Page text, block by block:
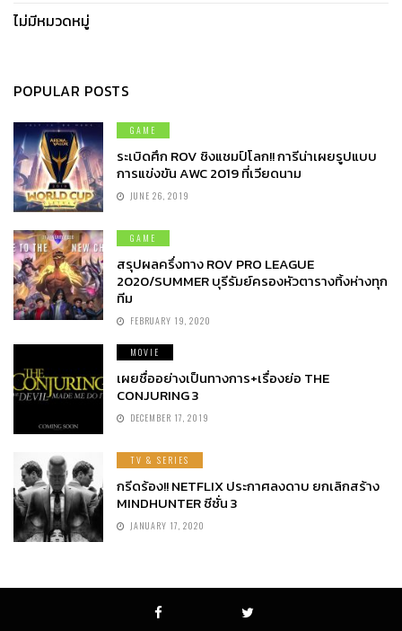
ไม่มีหมวดหมู่
POPULAR POSTS
GAME
ระเบิดศึก ROV ชิงแชมป์โลก!! การีน่าเผยรูปแบบ
การแข่งขัน AWC 2019 ที่เวียดนาม
JUNE 26, 2019
GAME
สรุปผลครึ่งทาง ROV PRO LEAGUE
2020/SUMMER บุรีรัมย์ครองหัวตารางทิ้งห่างทุก
ทีม
FEBRUARY 19, 2020
MOVIE
เผยชื่ออย่างเป็นทางการ+เรื่องย่อ THE
CONJURING 3
DECEMBER 17, 2019
TV & SERIES
กรีดร้อง!! NETFLIX ประกาศลงดาบ ยกเลิกสร้าง
MINDHUNTER ซีซั่น 3
JANUARY 17, 2020